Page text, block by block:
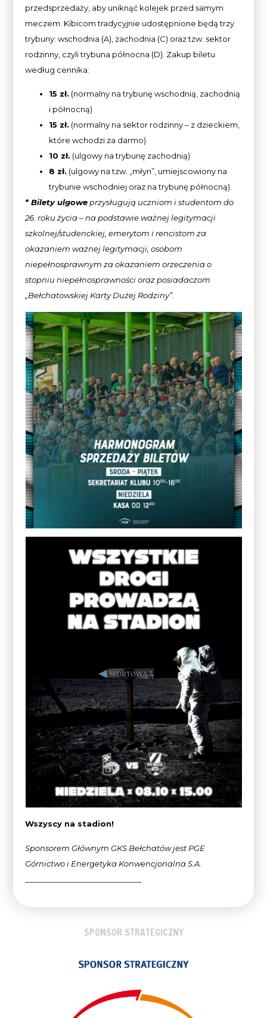
przedsprzedaży, aby uniknąć kolejek przed samym
meczem. Kibicom tradycyjnie udostępnione będą trzy
trybuny: wschodnia (A), zachodnia (C) oraz tzw. sektor
rodzinny, czyli trybuna północna (D). Zakup biletu
według cennika:
15 zł. (normalny na trybunę wschodnią, zachodnią
i północną)
15 zł. (normalny na sektor rodzinny – z dzieckiem,
które wchodzi za darmo)
10 zł. (ulgowy na trybunę zachodnią)
8 zł. (ulgowy na tzw. „młyn”, umiejscowiony na
trybunie wschodniej oraz na trybunę północną).
* Bilety ulgowe przysługują uczniom i studentom do
26. roku życia – na podstawie ważnej legitymacji
szkolnej/studenckiej, emerytom i rencistom za
okazaniem ważnej legitymacji, osobom
niepełnosprawnym za okazaniem orzeczenia o
stopniu niepełnosprawności oraz posiadaczom
„Bełchatowskiej Karty Dużej Rodziny”.
Wszyscy na stadion!
Sponsorem Głównym GKS Bełchatów jest PGE
Górnictwo i Energetyka Konwencjonalna S.A.
SPONSOR STRATEGICZNY